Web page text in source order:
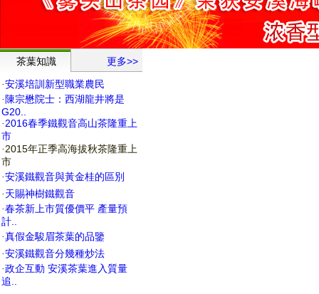
茶葉知識 更多>>
·安溪培訓新型職業農民
· 陳宗懋院士：西湖龍井將是
G20..
· 2016春季鐵觀音高山茶隆重上
市
· 2015年正季高海拔秋茶隆重上
市
·安溪鐵觀音與黃金桂的區別
· 天賜神樹鐵觀音
·春茶新上市質優價平 產量預
計..
·真假金駿眉茶葉的品鑒
·安溪鐵觀音分幾種炒法
·政企互動 安溪茶葉進入質量
追..